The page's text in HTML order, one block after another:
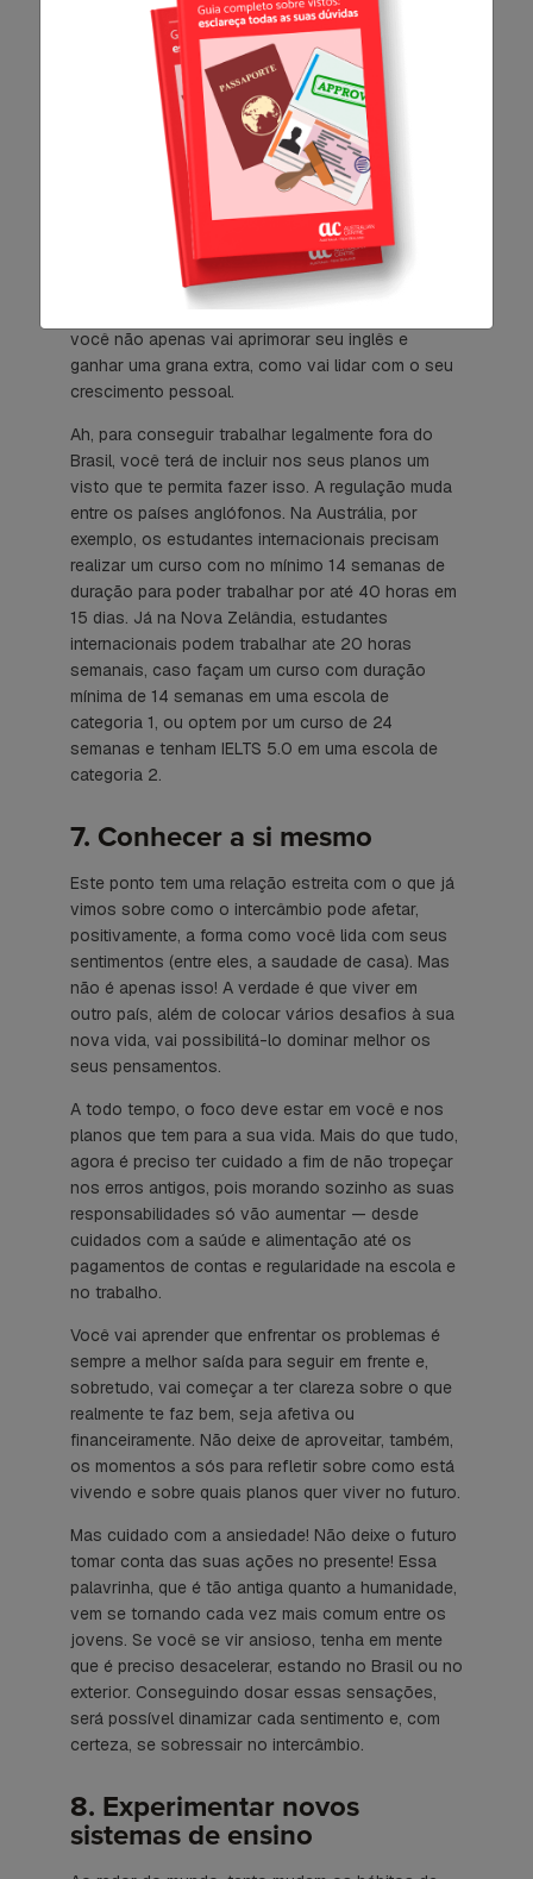
suas chances de empregabilidade.
Se você já conhecia o LinkedIn, há ainda sites
específicos que dominam o mercado de trabalho
em países como a Austrália. Já ouviu falar
? Nele, é possível encontrar opções de
emprego ou estágios de meia jornada ideais para
quem não tem uma graduação.
Nessas horas, é preciso se livrar dos
preconceitos, pois há mais vagas em funções
como babá, atendente de loja e lavador de pratos.
Mas vale ressaltar que, com essa experiência,
você não apenas vai aprimorar seu inglês e
ganhar uma grana extra, como vai lidar com o seu
crescimento pessoal.
Ah, para conseguir trabalhar legalmente fora do
Brasil, você terá de incluir nos seus planos um
visto que te permita fazer isso. A regulação muda
entre os países anglófonos. Na Austrália, por
exemplo, os estudantes internacionais precisam
realizar um curso com no mínimo 14 semanas de
duração para poder trabalhar por até 40 horas em
15 dias. Já na Nova Zelândia, estudantes
internacionais podem trabalhar ate 20 horas
semanais, caso façam um curso com duração
mínima de 14 semanas em uma escola de
categoria 1, ou optem por um curso de 24
semanas e tenham IELTS 5.0 em uma escola de
categoria 2.
7. Conhecer a si mesmo
Este ponto tem uma relação estreita com o que já
vimos sobre como o intercâmbio pode afetar,
positivamente, a forma como você lida com seus
sentimentos (entre eles, a saudade de casa). Mas
não é apenas isso! A verdade é que viver em
outro país, além de colocar vários desafios à sua
nova vida, vai possibilitá-lo dominar melhor os
seus pensamentos.
A todo tempo, o foco deve estar em você e nos
planos que tem para a sua vida. Mais do que tudo,
agora é preciso ter cuidado a fim de não tropeçar
nos erros antigos, pois morando sozinho as suas
responsabilidades só vão aumentar — desde
cuidados com a saúde e alimentação até os
pagamentos de contas e regularidade na escola e
no trabalho.
Você vai aprender que enfrentar os problemas é
sempre a melhor saída para seguir em frente e,
sobretudo, vai começar a ter clareza sobre o que
realmente te faz bem, seja afetiva ou
financeiramente. Não deixe de aproveitar, também,
os momentos a sós para refletir sobre como está
vivendo e sobre quais planos quer viver no futuro.
Mas cuidado com a ansiedade! Não deixe o futuro
tomar conta das suas ações no presente! Essa
palavrinha, que é tão antiga quanto a humanidade,
vem se tornando cada vez mais comum entre os
jovens. Se você se vir ansioso, tenha em mente
que é preciso desacelerar, estando no Brasil ou no
exterior. Conseguindo dosar essas sensações,
será possível dinamizar cada sentimento e, com
certeza, se sobressair no intercâmbio.
8. Experimentar novos
sistemas de ensino